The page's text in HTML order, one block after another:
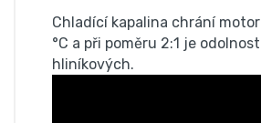
Chladící kapalina chrání
°C a při poměru 2:1 je
hliníkových.